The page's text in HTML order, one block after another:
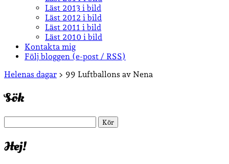
Läst 2013 i bild
Läst 2012 i bild
Läst 2011 i bild
Läst 2010 i bild
Kontakta mig
Följ bloggen (e-post / RSS)
Sidopanel
Helenas dagar > 99 Luftballons av Nena
Sök
Hej!